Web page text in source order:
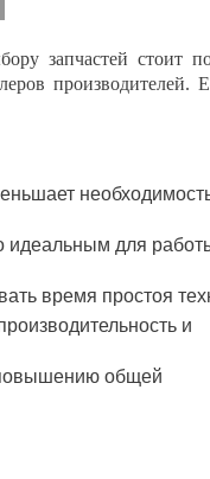
запчастей стоит
производителей.
идеальным для
время простоя
и
повышению общей